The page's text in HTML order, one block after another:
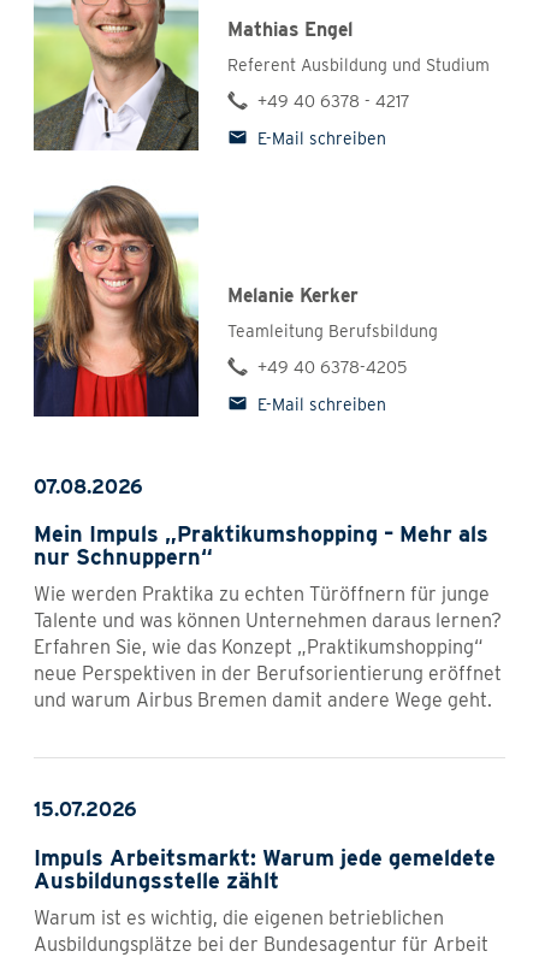
Mathias Engel
Referent Ausbildung und Studium
+49 40 6378 - 4217
E-Mail schreiben
Melanie Kerker
Teamleitung Berufsbildung
+49 40 6378-4205
E-Mail schreiben
07.08.2026
Mein Impuls „Praktikumshopping – Mehr als
nur Schnuppern“
Wie werden Praktika zu echten Türöffnern für junge
Talente und was können Unternehmen daraus lernen?
Erfahren Sie, wie das Konzept „Praktikumshopping“
neue Perspektiven in der Berufsorientierung eröffnet
und warum Airbus Bremen damit andere Wege geht.
15.07.2026
Impuls Arbeitsmarkt: Warum jede gemeldete
Ausbildungsstelle zählt
Warum ist es wichtig, die eigenen betrieblichen
Ausbildungsplätze bei der Bundesagentur für Arbeit